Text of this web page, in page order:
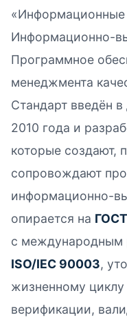
«Информационные
Информационно-
Программное
менеджмента
Стандарт введён
2010 года и
которые создают,
сопровождают
информационно-
опирается на
с международным
ISO/IEC 90003,
жизненному
верификации,